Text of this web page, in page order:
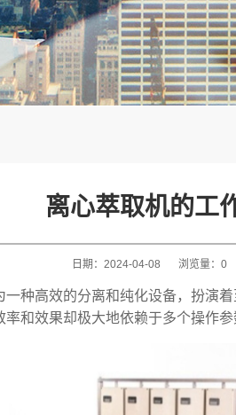
离心萃取机的工
2024-04-08
日期： 浏览量： 0
一种高效的分离和纯化设备，扮演
和效果却极大地依赖于多个操作